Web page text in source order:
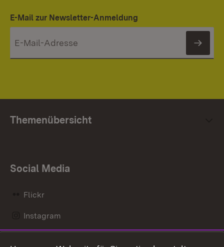
E-Mail zur Newsletter-Anmeldung
Themenübersicht
Social Media
Flickr
Instagram